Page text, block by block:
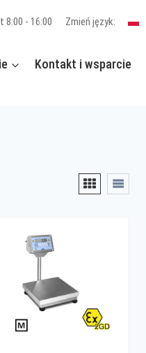
8:00 - 16:00 Zmień język:
Kontakt i wsparcie